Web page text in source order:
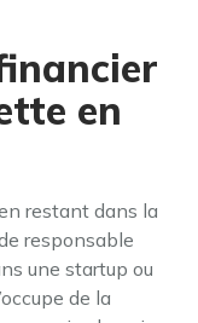
en
restant dans la
responsable
une startup ou
de la